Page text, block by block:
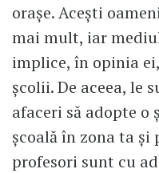
orașe. Acești
mai mult, iar
implice, în opinia
școlii. De aceea, le
afaceri să adopte o
școală în zona ta și
profesori sunt cu